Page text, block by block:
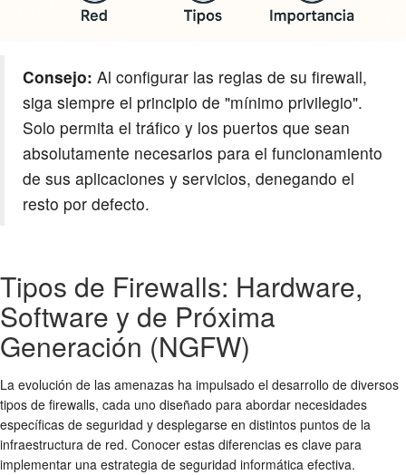
Consejo: Al configurar las reglas de su firewall,
siga siempre el principio de "mínimo privilegio".
Solo permita el tráfico y los puertos que sean
absolutamente necesarios para el funcionamiento
de sus aplicaciones y servicios, denegando el
resto por defecto.
Tipos de Firewalls: Hardware,
Software y de Próxima
Generación (NGFW)
La evolución de las amenazas ha impulsado el desarrollo de diversos
tipos de firewalls, cada uno diseñado para abordar necesidades
específicas de seguridad y desplegarse en distintos puntos de la
infraestructura de red. Conocer estas diferencias es clave para
implementar una estrategia de seguridad informática efectiva.